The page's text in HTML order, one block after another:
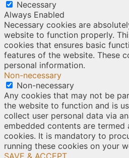
Necessary
Always Enabled
Necessary cookies are
website to function properly.
cookies that ensures basic
features of the website. These
personal information.
Non-necessary
Non-necessary
Any cookies that may not be
the website to function and is
collect user personal data via
embedded contents are termed
cookies. It is mandatory to
running these cookies on your
SAVE & ACCEPT